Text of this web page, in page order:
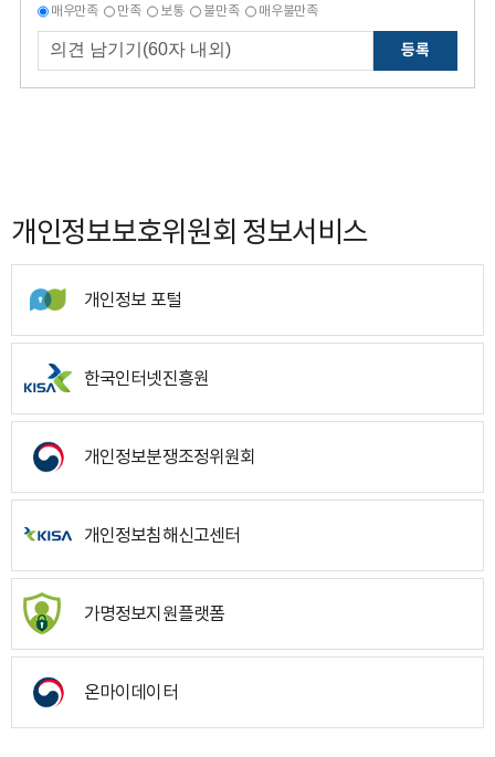
매우만족 만족 보통 불만족 매우불만족
등록
개인정보보호위원회 정보서비스
개인정보 포털
한국인터넷진흥원
개인정보분쟁조정위원회
개인정보침해신고센터
가명정보지원플랫폼
온마이데이터